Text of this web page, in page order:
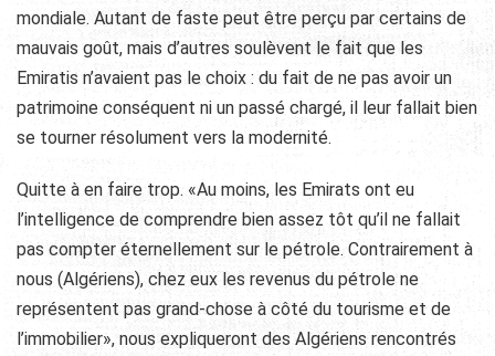
mondiale. Autant de faste peut être perçu par certains de
mauvais goût, mais d’autres soulèvent le fait que les
Emiratis n’avaient pas le choix : du fait de ne pas avoir un
patrimoine conséquent ni un passé chargé, il leur fallait bien
se tourner résolument vers la modernité.
Quitte à en faire trop. «Au moins, les Emirats ont eu
l’intelligence de comprendre bien assez tôt qu’il ne fallait
pas compter éternellement sur le pétrole. Contrairement à
nous (Algériens), chez eux les revenus du pétrole ne
représentent pas grand-chose à côté du tourisme et de
l’immobilier», nous expliqueront des Algériens rencontrés